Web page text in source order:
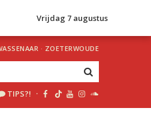
Vrijdag 7 augustus
· ZOETERWOUDE
TIPS?! ·